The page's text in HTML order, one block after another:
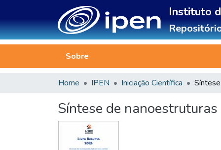
Instituto
Sobre
Home IPEN Iniciação Científica
Síntese de